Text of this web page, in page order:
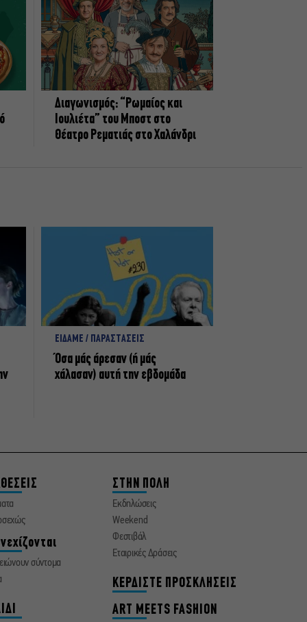
Διαγωνισμός: “Ρωμαίος και
Ιουλιέτα” του Μποστ στο
Θέατρο Ρεματιάς στο Χαλάνδρι
ΕΙΔΑΜΕ / ΠΑΡΑΣΤΑΣΕΙΣ
Όσα μάς άρεσαν (ή μάς
χάλασαν) αυτή την εβδομάδα
σύντομα
ΣΤΗΝ ΠΟΛΗ
Εκδηλώσεις
Weekend
Φεστιβάλ
Εταιρικές Δράσεις
ΚΕΡΔΙΣΤΕ ΠΡΟΣΚΛΗΣΕΙΣ
ART MEETS FASHION